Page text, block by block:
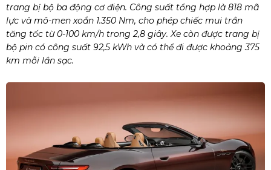
trang bị bộ ba động cơ điện. Công suất tổng hợp là 818 mã
lực và mô-men xoắn 1.350 Nm, cho phép chiếc mui trần
tăng tốc từ 0-100 km/h trong 2,8 giây. Xe còn được trang bị
bộ pin có công suất 92,5 kWh và có thể đi được khoảng 375
km mỗi lần sạc.